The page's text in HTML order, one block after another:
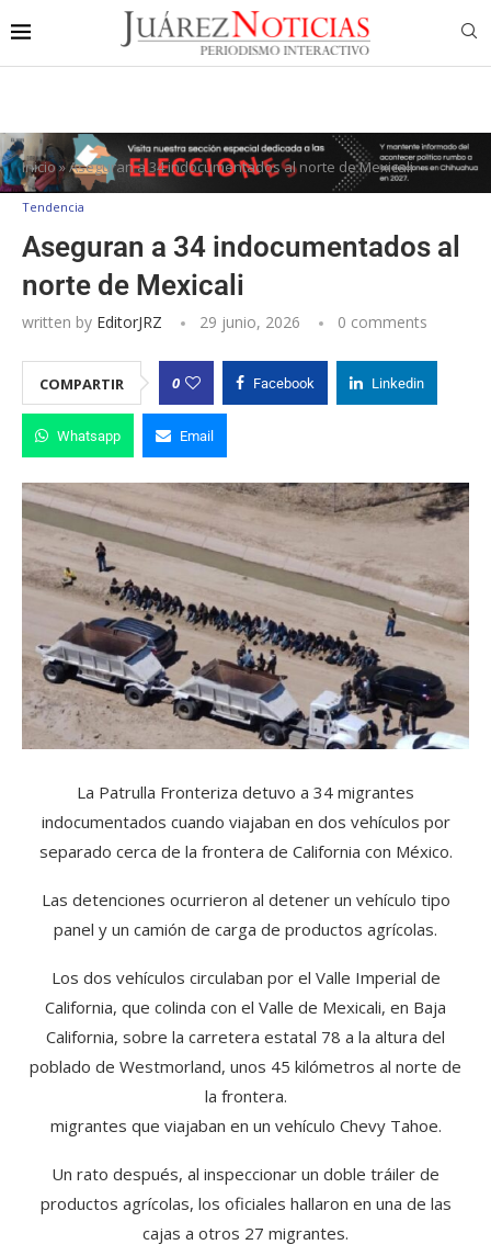
Inicio»Aseguran a 34 indocumentados al norte de Mexicali
Tendencia
Aseguran a 34 indocumentados al
norte de Mexicali
written by EditorJRZ 29 junio, 2026 0 comments
COMPARTIR 0 Facebook Linkedin
Whatsapp Email
La Patrulla Fronteriza detuvo a 34 migrantes
indocumentados cuando viajaban en dos vehículos por
separado cerca de la frontera de California con México.
Las detenciones ocurrieron al detener un vehículo tipo
panel y un camión de carga de productos agrícolas.
Los dos vehículos circulaban por el Valle Imperial de
California, que colinda con el Valle de Mexicali, en Baja
California, sobre la carretera estatal 78 a la altura del
poblado de Westmorland, unos 45 kilómetros al norte de
la frontera.
migrantes que viajaban en un vehículo Chevy Tahoe.
Un rato después, al inspeccionar un doble tráiler de
productos agrícolas, los oficiales hallaron en una de las
cajas a otros 27 migrantes.